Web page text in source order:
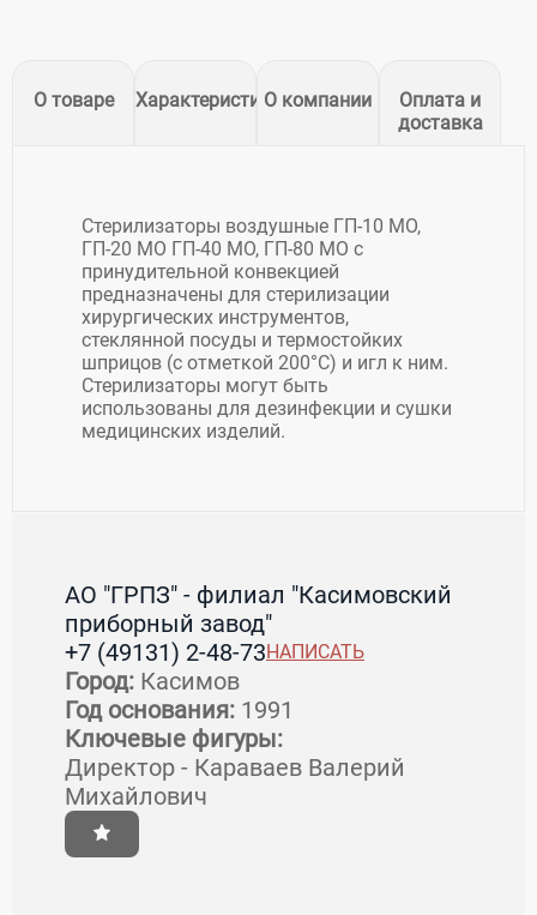
О товаре ХарактеристикиО компании
Оплата и
доставка
Стерилизаторы воздушные ГП-10 МО,
ГП-20 МО ГП-40 МО, ГП-80 МО с
принудительной конвекцией
предназначены для стерилизации
хирургических инструментов,
стеклянной посуды и термостойких
шприцов (с отметкой 200°С) и игл к ним.
Стерилизаторы могут быть
использованы для дезинфекции и сушки
медицинских изделий.
АО "ГРПЗ" - филиал "Касимовский
приборный завод"
+7 (49131) 2-48-73НАПИСАТЬ
Город: Касимов
Год основания: 1991
Ключевые фигуры:
Директор - Караваев Валерий
Михайлович